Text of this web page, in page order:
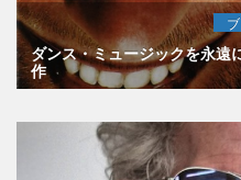
ダンス・ミュージックを永遠
作